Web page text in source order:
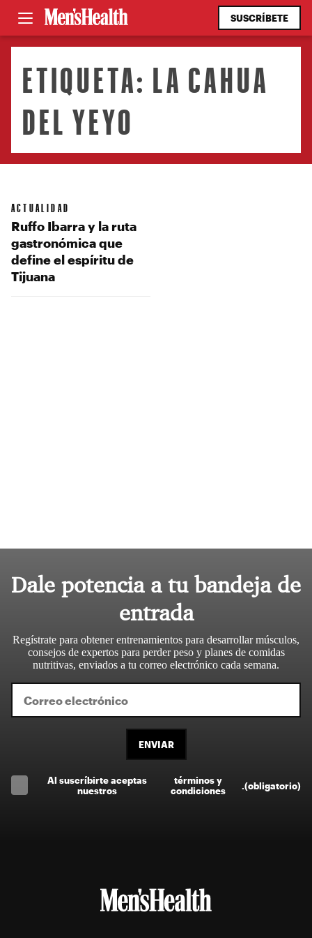
SUSCRÍBETE
ETIQUETA: LA CAHUA
DEL YEYO
ACTUALIDAD
Ruffo Ibarra y la ruta
gastronómica que
define el espíritu de
Tijuana
Dale potencia a tu bandeja de
entrada
Regístrate para obtener entrenamientos para desarrollar músculos,
consejos de expertos para perder peso y planes de comidas
nutritivas, enviados a tu correo electrónico cada semana.
ENVIAR
Al suscríbirte aceptas
nuestros
términos y
condiciones
(obligatorio)